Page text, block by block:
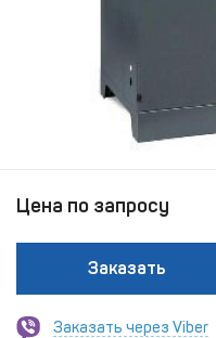
Цена по запросу
Заказать
Заказать через Viber